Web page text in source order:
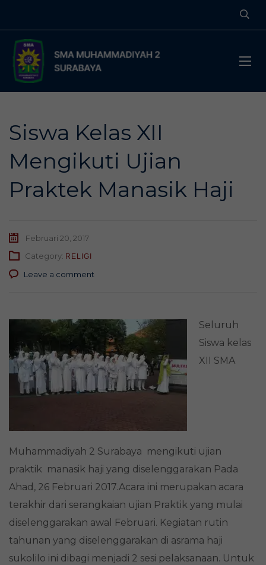
Siswa Kelas XII
Mengikuti Ujian
Praktek Manasik Haji
Februari 20, 2017
Category: RELIGI
Leave a comment
Seluruh
Siswa kelas
XII SMA
Muhammadiyah 2 Surabaya mengikuti ujian
praktik manasik haji yang diselenggarakan Pada
Ahad, 26 Februari 2017.Acara ini merupakan acara
terakhir dari serangkaian ujian Praktik yang mulai
diselenggarakan awal Februari. Kegiatan rutin
tahunan yang diselenggarakan di asrama haji
sukolilo ini dibagi menjadi 2 sesi pelaksanaan. Untuk